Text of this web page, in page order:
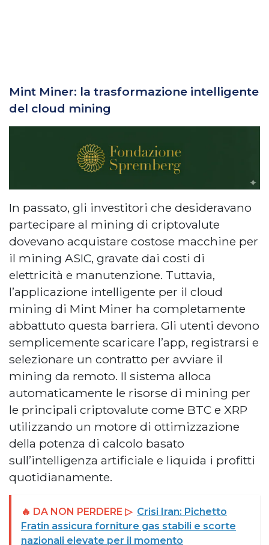
Mint Miner: la trasformazione intelligente
del cloud mining
In passato, gli investitori che desideravano
partecipare al mining di criptovalute
dovevano acquistare costose macchine per
il mining ASIC, gravate dai costi di
elettricità e manutenzione. Tuttavia,
l’applicazione intelligente per il cloud
mining di Mint Miner ha completamente
abbattuto questa barriera. Gli utenti devono
semplicemente scaricare l’app, registrarsi e
selezionare un contratto per avviare il
mining da remoto. Il sistema alloca
automaticamente le risorse di mining per
le principali criptovalute come BTC e XRP
utilizzando un motore di ottimizzazione
della potenza di calcolo basato
sull’intelligenza artificiale e liquida i profitti
quotidianamente.
🔥 DA NON PERDERE ▷ Crisi Iran: Pichetto
Fratin assicura forniture gas stabili e scorte
nazionali elevate per il momento